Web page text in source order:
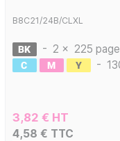
B8C21/24B/CLXL
- 2 x 225
-
3,82 € HT
4,58 € TTC